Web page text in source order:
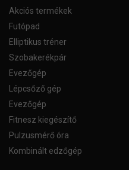
Akciós termékek
Futópad
Elliptikus tréner
Szobakerékpár
Evezőgép
Lépcsőző gép
Evezőgép
Fitnesz kiegészítő
Pulzusmérő óra
Kombinált edzőgép